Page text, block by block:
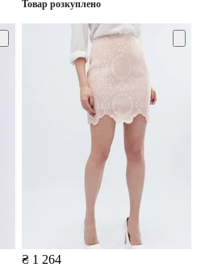
Товар розкуплено
₴ 1 264